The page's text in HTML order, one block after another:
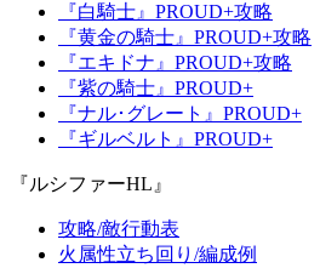
『白騎士』PROUD+攻略
『黄金の騎士』PROUD+攻略
『エキドナ』PROUD+攻略
『紫の騎士』PROUD+
『ナル･グレート』PROUD+
『ギルベルト』PROUD+
『ルシファーHL』
攻略/敵行動表
火属性立ち回り/編成例